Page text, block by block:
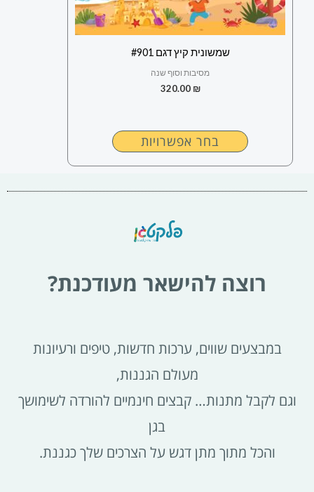
שמשונית קיץ דגם #901
מסיבות וסוף שנה
320.00 ₪
בחר אפשרויות
סוגים.
ניתן
האפשרויות
רוצה להישאר מעודכנת?
במבצעים שווים, ערכות חדשות, טיפים ורעיונות
מעולם הגננות,
וגם לקבל מתנות… קבצים חינמיים להורדה לשימושך
בגן
והכל מתוך מתן דגש על הצרכים שלך כגננת.